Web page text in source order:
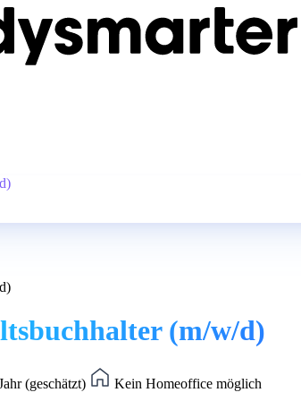
(m/w/d)
(geschätzt)
Kein Homeoffice möglich